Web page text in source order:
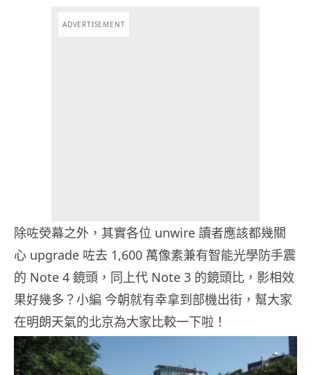
ADVERTISEMENT
除咗熒幕之外，其實各位 unwire 讀者應該都幾關
心 upgrade 咗去 1,600 萬像素兼有智能光學防手震
的 Note 4 鏡頭，同上代 Note 3 的鏡頭比，影相效
果好幾多？小編 今朝就有幸拿到部機出街，幫大家
在明朗天氣的北京為大家比較一下啦！